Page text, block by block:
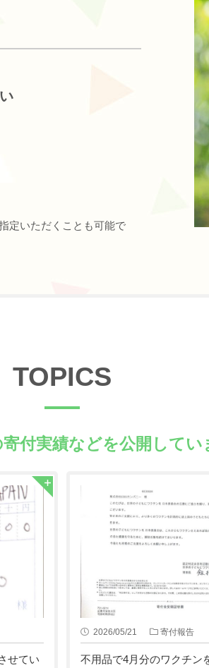
定いただくことも可能で
TOPICS
寄付実績などを公開してい
せてい
2026/05/21 寄付報告
不用品で4月分のワクチン